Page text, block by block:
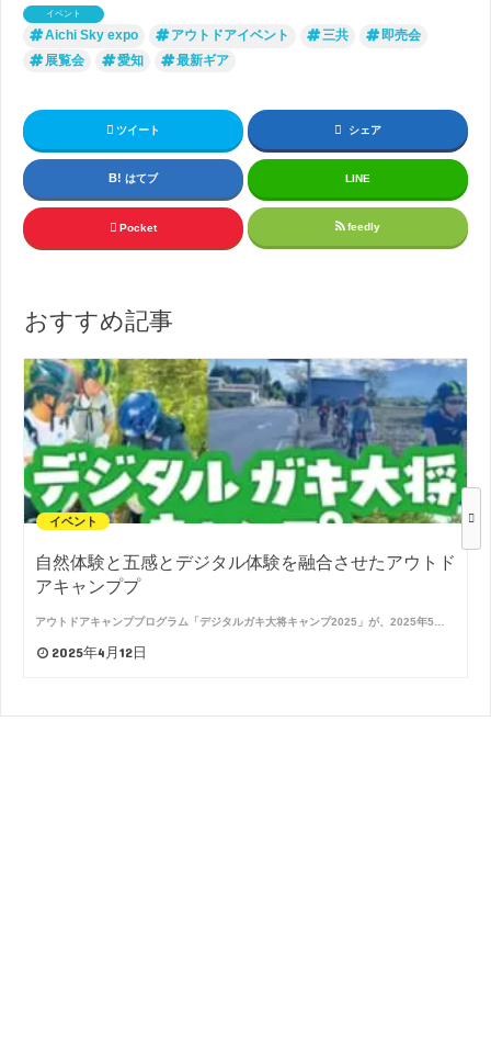
イベント
Aichi Sky expo アウトドアイベント 三共
即売会
展覧会
愛知 最新ギア
ツイート シェア
はてブ LINE
Pocket feedly
おすすめ記事
イベント
自然体験と五感とデジタル体験を融合させたアウトド
アキャンププ
アウトドアキャンププログラム「デジタルガキ大将キャンプ2025」が、2025年5…
2025年4月12日